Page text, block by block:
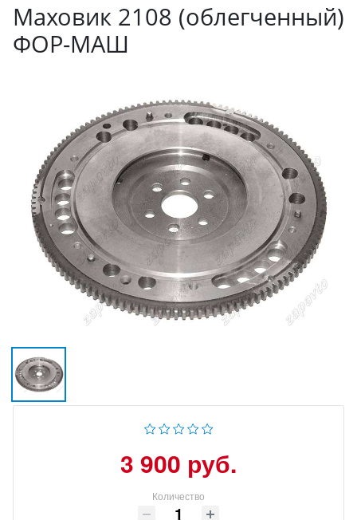
Маховик 2108 (облегченный)
ФОР-МАШ
3 900 руб.
Количество